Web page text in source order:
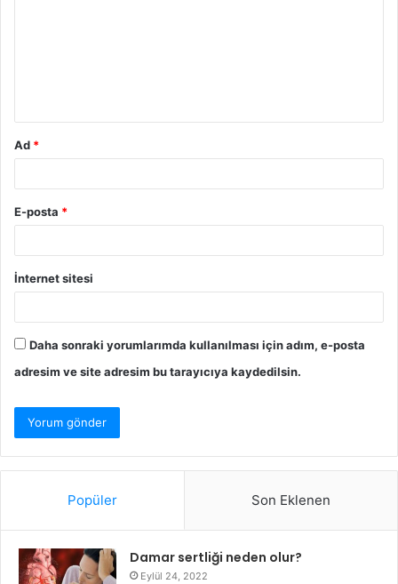
Ad *
E-posta *
İnternet sitesi
Daha sonraki yorumlarımda kullanılması için adım, e-posta
adresim ve site adresim bu tarayıcıya kaydedilsin.
Popüler Son Eklenen
Damar sertliği neden olur?
Eylül 24, 2022